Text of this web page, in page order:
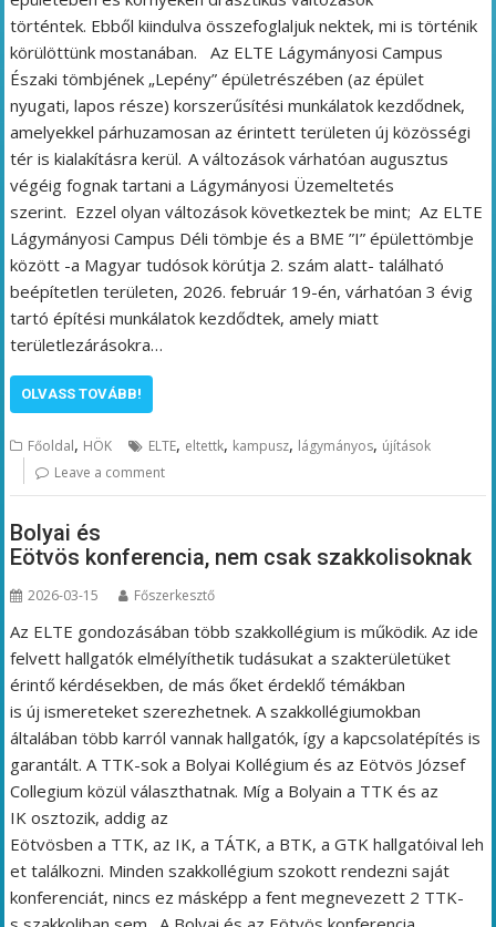
történtek. Ebből kiindulva összefoglaljuk nektek, mi is történik
körülöttünk mostanában. Az ELTE Lágymányosi Campus
Északi tömbjének „Lepény” épületrészében (az épület
nyugati, lapos része) korszerűsítési munkálatok kezdődnek,
amelyekkel párhuzamosan az érintett területen új közösségi
tér is kialakításra kerül. A változások várhatóan augusztus
végéig fognak tartani a Lágymányosi Üzemeltetés
szerint. Ezzel olyan változások következtek be mint; Az ELTE
Lágymányosi Campus Déli tömbje és a BME ”I” épülettömbje
között -a Magyar tudósok körútja 2. szám alatt- található
beépítetlen területen, 2026. február 19-én, várhatóan 3 évig
tartó építési munkálatok kezdődtek, amely miatt
területlezárásokra…
OLVASS TOVÁBB!
Főoldal, HÖK ELTE, eltettk, kampusz, lágymányos, újítások
Leave a comment
Bolyai és
Eötvös konferencia, nem csak szakkolisoknak
2026-03-15 Főszerkesztő
Az ELTE gondozásában több szakkollégium is működik. Az ide
felvett hallgatók elmélyíthetik tudásukat a szakterületüket
érintő kérdésekben, de más őket érdeklő témákban
is új ismereteket szerezhetnek. A szakkollégiumokban
általában több karról vannak hallgatók, így a kapcsolatépítés is
garantált. A TTK-sok a Bolyai Kollégium és az Eötvös József
Collegium közül választhatnak. Míg a Bolyain a TTK és az
IK osztozik, addig az
Eötvösben a TTK, az IK, a TÁTK, a BTK, a GTK hallgatóival leh
et találkozni. Minden szakkollégium szokott rendezni saját
konferenciát, nincs ez másképp a fent megnevezett 2 TTK-